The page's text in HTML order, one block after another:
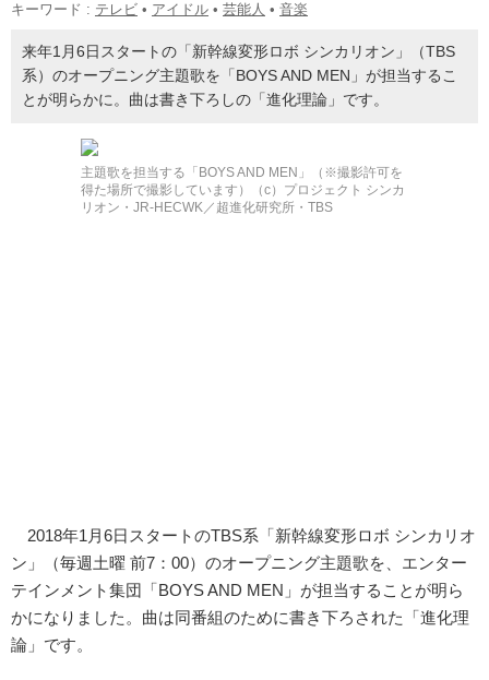
キーワード : テレビ • アイドル • 芸能人 • 音楽
来年1月6日スタートの「新幹線変形ロボ シンカリオン」（TBS
系）のオープニング主題歌を「BOYS AND MEN」が担当するこ
とが明らかに。曲は書き下ろしの「進化理論」です。
主題歌を担当する「BOYS AND MEN」（※撮影許可を
得た場所で撮影しています）（c）プロジェクト シンカ
リオン・JR-HECWK／超進化研究所・TBS
2018年1月6日スタートのTBS系「新幹線変形ロボ シンカリオ
ン」（毎週土曜 前7：00）のオープニング主題歌を、エンター
テインメント集団「BOYS AND MEN」が担当することが明ら
かになりました。曲は同番組のために書き下ろされた「進化理
論」です。